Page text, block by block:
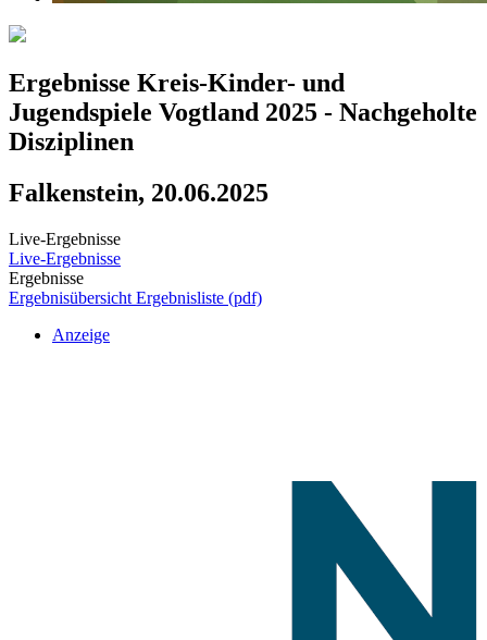
Ergebnisse Kreis-Kinder- und
Jugendspiele Vogtland 2025 - Nachgeholte
Disziplinen
Falkenstein, 20.06.2025
Live-Ergebnisse
Live-Ergebnisse
Ergebnisse
Ergebnisübersicht Ergebnisliste (pdf)
Anzeige